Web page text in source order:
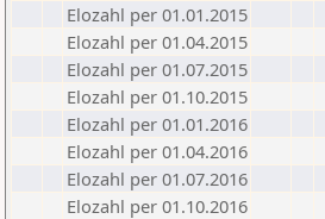
Elozahl per 01.01.2015
Elozahl per 01.04.2015
Elozahl per 01.07.2015
Elozahl per 01.10.2015
Elozahl per 01.01.2016
Elozahl per 01.04.2016
Elozahl per 01.07.2016
Elozahl per 01.10.2016